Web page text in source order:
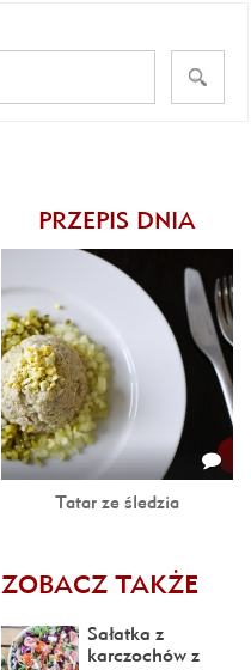
PRZEPIS DNIA
Tatar ze śledzia
ZOBACZ TAKŻE
Sałatka z
karczochów z